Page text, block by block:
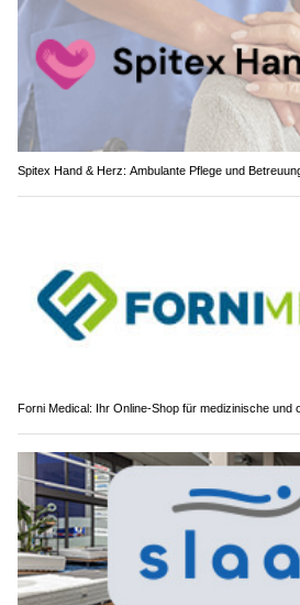
Spitex Hand & Herz: Ambulante Pflege und
Forni Medical: Ihr Online-Shop für medizinische und